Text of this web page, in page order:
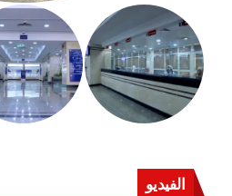
الفيديو